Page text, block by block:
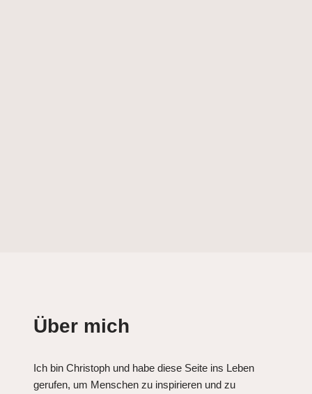
Über mich
Ich bin Christoph und habe diese Seite ins Leben
gerufen, um Menschen zu inspirieren und zu